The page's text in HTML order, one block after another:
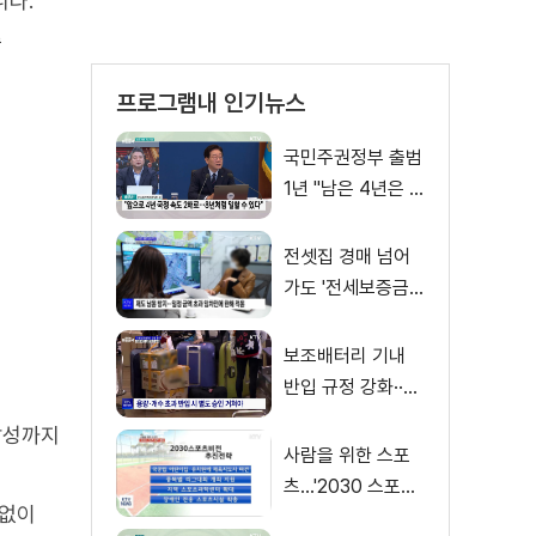
까지
이
프로그램내 인기뉴스
국민주권정부 출범
1년 "남은 4년은 8
전셋집 경매 넘어
가도 '전세보증금'
보조배터리 기내
반입 규정 강화··
사람을 위한 스포
츠…'2030 스포츠